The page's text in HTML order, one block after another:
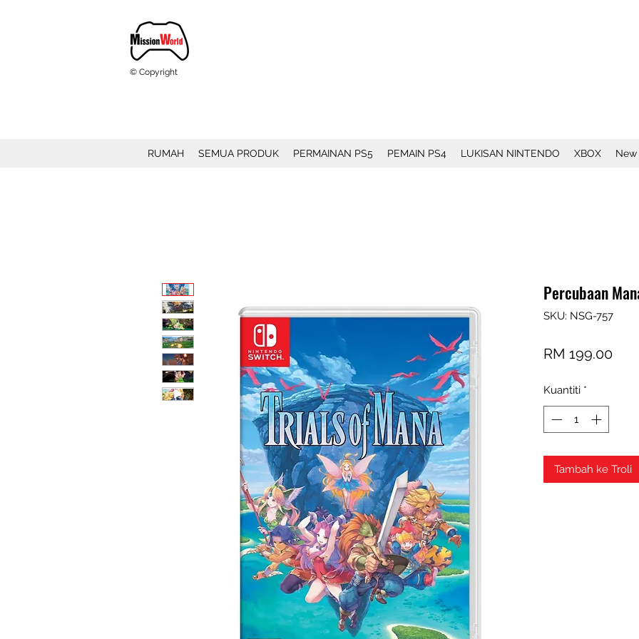
© Copyright
RUMAH SEMUA PRODUK PERMAINAN PS5 PEMAIN PS4 LUKISAN NINTENDO XBOX New
Percubaan
SKU: NSG-757
RM 199.00
Kuantiti *
Tambah ke Troli